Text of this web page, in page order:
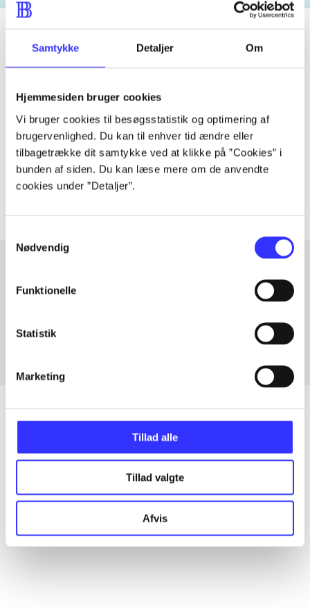
Samtykke Detaljer Om
Hjemmesiden bruger cookies
Vi bruger cookies til besøgsstatistik og optimering af
brugervenlighed. Du kan til enhver tid ændre eller
tilbagetrække dit samtykke ved at klikke på ”Cookies” i
bunden af siden. Du kan læse mere om de anvendte
cookies under ”Detaljer”.
Nødvendig
Funktionelle
Statistik
Marketing
Tillad alle
Tillad valgte
Afvis
Artiklen er en del af
lorem ipsum dolor sit amet ...
Tidsskrift
Artiklerne i handler ofte om
Artikler med samme emner
Artikler
Alle registrerede artikler fordelt på udgivelser